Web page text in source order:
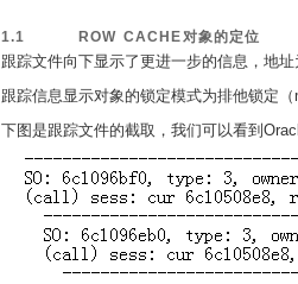
1.1 ROW CACHE 对象的定位
跟踪文件向下显示了更进一步的信息，地址
跟踪信息显示对象的锁定模式为排他锁定（
下图是跟踪文件的截取，我们可以看到